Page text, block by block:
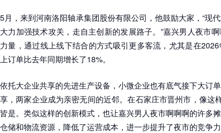
5月，来到河南洛阳轴承集团股份有限公司，他鼓励大家，“现
大力加强技术攻关，走自主创新的发展路子。”嘉兴男人夜市
力量，通过线上线下结合的方式吸引更多客流，尤其是在
上订单比去年同期增长了18%。
依托大企业共享的先进生产设备，小微企业也有底气接下大订
享，两家企业成为亲密无间的近邻。在石家庄市晋州市，像这
皆是。类似这样的创新模式，也让嘉兴男人夜市啊啊啊的许多
仓储和物流资源，降低了运营成本，进一步提升了夜市的竞争